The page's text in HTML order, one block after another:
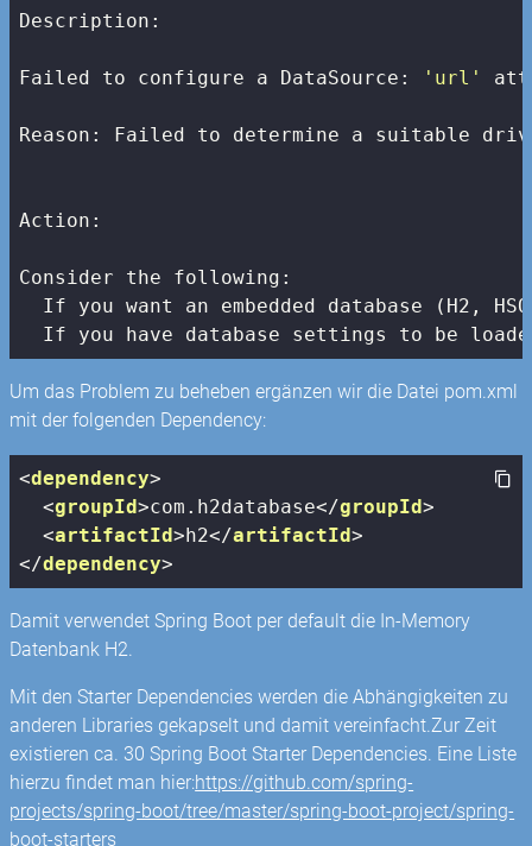
Description:
Failed to configure a DataSource: 'url'
Reason: Failed to determine a suitable
Action:
Consider the following:
If you want an embedded database (H2,
If you have database settings to be
Um das Problem zu beheben ergänzen wir die Datei pom.xml
mit der folgenden Dependency:
<dependency>
<groupId>com.h2database</groupId>
<artifactId>h2</artifactId>
</dependency>
Damit verwendet Spring Boot per default die In-Memory
Datenbank H2.
Mit den Starter Dependencies werden die Abhängigkeiten zu
anderen Libraries gekapselt und damit vereinfacht.Zur Zeit
existieren ca. 30 Spring Boot Starter Dependencies. Eine Liste
hierzu findet man hier:https://github.com/spring-
projects/spring-boot/tree/master/spring-boot-project/spring-
boot-starters